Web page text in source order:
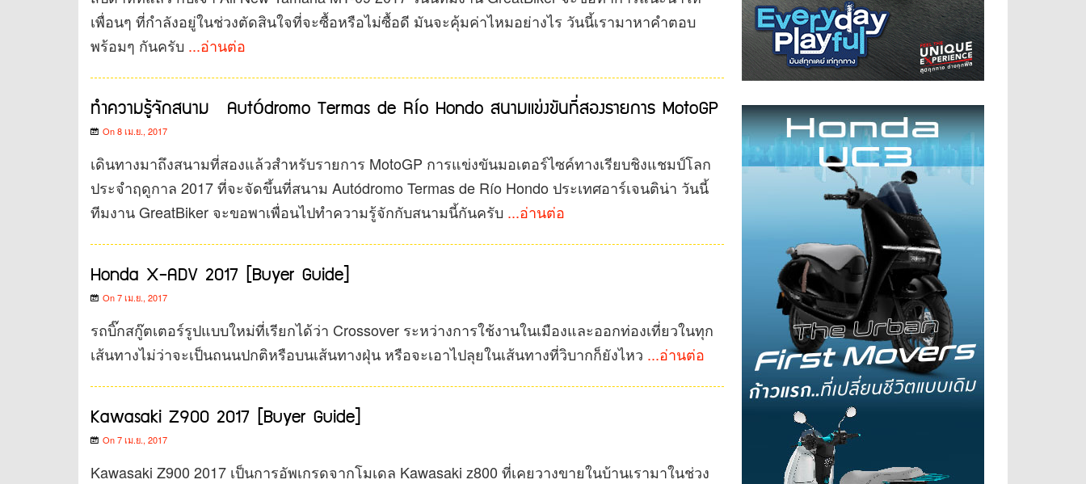
เพื่อนๆ ที่กำลังอยู่ในช่วงตัดสินใจที่จะซื้อหรือไม่ซื้อดี มันจะคุ้มค่าไหมอย่างไร วันนี้เรามาหาคำตอบ
พร้อมๆ กันครับ ...อ่านต่อ
ทำความรู้จักสนาม Autódromo Termas de Río Hondo สนามแข่งขันที่สองรายการ MotoGP
On 8 เม.ย., 2017
เดินทางมาถึงสนามที่สองแล้วสำหรับรายการ MotoGP การแข่งขันมอเตอร์ไซค์ทางเรียบชิงแชมป์โลก
ประจำฤดูกาล 2017 ที่จะจัดขึ้นที่สนาม Autódromo Termas de Río Hondo ประเทศอาร์เจนติน่า วันนี้
ทีมงาน GreatBiker จะขอพาเพื่อนไปทำความรู้จักกับสนามนี้กันครับ ...อ่านต่อ
Honda X-ADV 2017 [Buyer Guide]
On 7 เม.ย., 2017
รถบิ๊กสกู๊ตเตอร์รูปแบบใหม่ที่เรียกได้ว่า Crossover ระหว่างการใช้งานในเมืองและออกท่องเที่ยวในทุก
เส้นทางไม่ว่าจะเป็นถนนปกติหรือบนเส้นทางฝุ่น หรือจะเอาไปลุยในเส้นทางที่วิบากก็ยังไหว ...อ่านต่อ
Kawasaki Z900 2017 [Buyer Guide]
On 7 เม.ย., 2017
Kawasaki Z900 2017 เป็นการอัพเกรดจากโมเดล Kawasaki z800 ที่เคยวางขายในบ้านเรามาในช่วง